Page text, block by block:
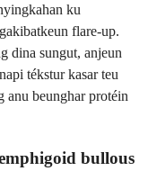
ku
flare-up.
dina sungut, anjeun
tékstur kasar teu
anu beunghar protéin
bullous